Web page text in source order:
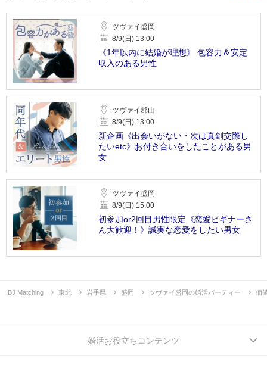
ツヴァイ盛岡
8/9(日) 13:00
《1年以内に結婚が理想》 包容力＆安定
収入のある男性
ツヴァイ郡山
8/9(日) 13:00
新企画《出会いがない・次は真剣交際し
たいetc》お付き合いをしたことがある男
女
ツヴァイ盛岡
8/9(日) 15:00
初参加or2回目男性限定《恋愛ビギナーさ
ん大歓迎！》誠実な恋愛をしたい男女
IBJ Matching 東北 岩手県 盛岡 ツヴァイ盛岡の婚活パーティー 価
婚活お役立ちコンテンツ